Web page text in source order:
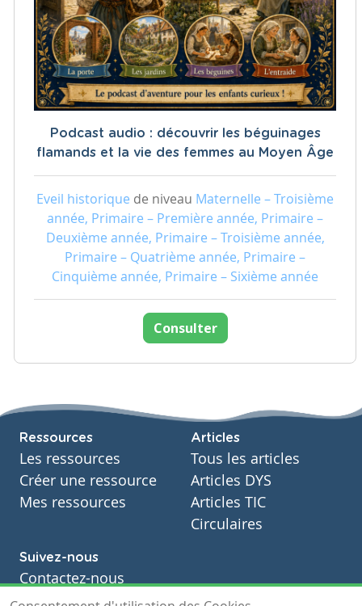
Podcast audio : découvrir les béguinages
flamands et la vie des femmes au Moyen Âge
Eveil historique de niveau Maternelle – Troisième
année, Primaire – Première année, Primaire –
Deuxième année, Primaire – Troisième année,
Primaire – Quatrième année, Primaire –
Cinquième année, Primaire – Sixième année
Consulter
Ressources
Les ressources
Créer une ressource
Mes ressources
Articles
Tous les articles
Articles DYS
Articles TIC
Circulaires
Suivez-nous
Contactez-nous
Soutien scolaire